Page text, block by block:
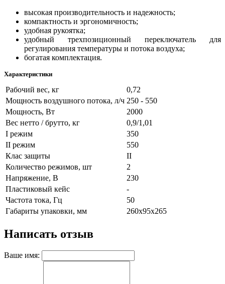
высокая производительность и надежность;
компактность и эргономичность;
удобная рукоятка;
удобный трехпозиционный переключатель для
регулирования температуры и потока воздуха;
богатая комплектация.
Характеристики
Рабочий вес, кг
0,72
Мощность воздушного потока, л/ч 250 - 550
Мощность, Вт
2000
Вес нетто / брутто, кг
0,9/1,01
І режим
350
ІІ режим
550
Клас защиты
ІІ
Количество режимов, шт
2
Напряжение, В
230
Пластиковый кейс
-
Частота тока, Гц
50
Габариты упаковки, мм
260х95х265
Написать отзыв
Ваше имя: